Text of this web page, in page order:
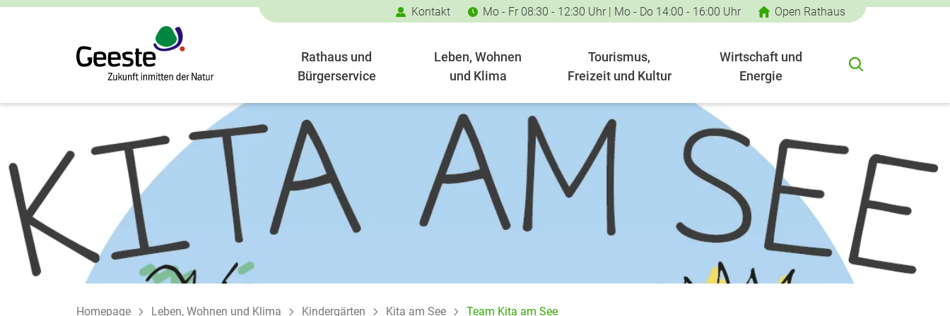
Kontakt Mo - Fr 08:30 - 12:30 Uhr | Mo - Do 14:00 - 16:00 Uhr Open Rathaus
Rathaus und
Bürgerservice
Leben, Wohnen
und Klima
Tourismus,
Freizeit und Kultur
Wirtschaft und
Energie
Homepage Leben, Wohnen und Klima Kindergärten Kita am See Team Kita am See